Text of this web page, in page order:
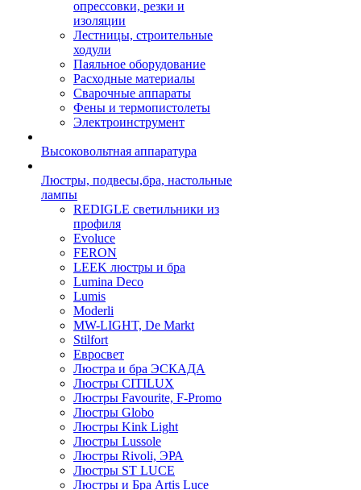
опрессовки, резки и
изоляции
Лестницы, строительные
ходули
Паяльное оборудование
Расходные материалы
Сварочные аппараты
Фены и термопистолеты
Электроинструмент
Высоковольтная аппаратура
Люстры, подвесы,бра, настольные
лампы
REDIGLE светильники из
профиля
Evoluce
FERON
LEEK люстры и бра
Lumina Deco
Lumis
Moderli
MW-LIGHT, De Markt
Stilfort
Евросвет
Люстра и бра ЭСКАДА
Люстры CITILUX
Люстры Favourite, F-Promo
Люстры Globo
Люстры Kink Light
Люстры Lussole
Люстры Rivoli, ЭРА
Люстры ST LUCE
Люстры и Бра Artis Luce